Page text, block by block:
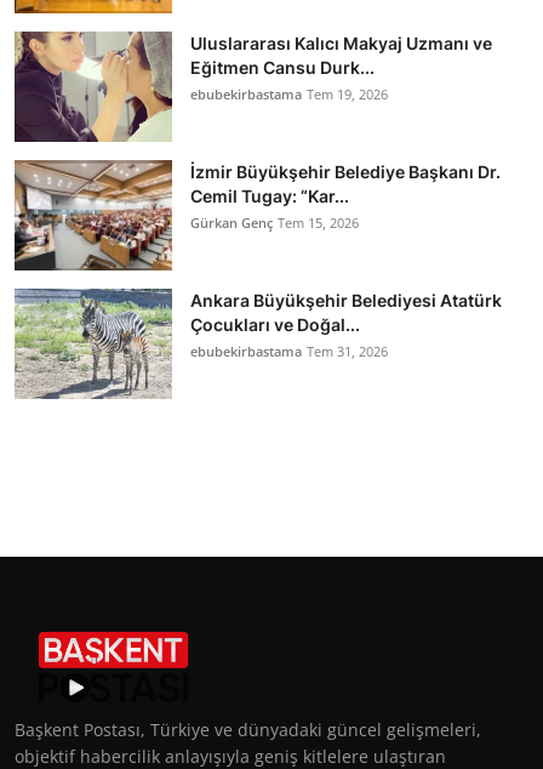
Uluslararası Kalıcı Makyaj Uzmanı ve
Eğitmen Cansu Durk...
ebubekirbastama Tem 19, 2026
İzmir Büyükşehir Belediye Başkanı Dr.
Cemil Tugay: “Kar...
Gürkan Genç Tem 15, 2026
Ankara Büyükşehir Belediyesi Atatürk
Çocukları ve Doğal...
ebubekirbastama Tem 31, 2026
Başkent Postası, Türkiye ve dünyadaki güncel gelişmeleri,
objektif habercilik anlayışıyla geniş kitlelere ulaştıran